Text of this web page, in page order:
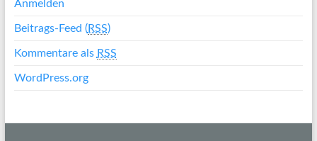
Anmelden
Beitrags-Feed (RSS)
Kommentare als RSS
WordPress.org